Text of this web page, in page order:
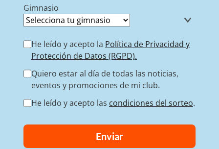
Gimnasio
He leído y acepto la Política de Privacidad y
Protección de Datos (RGPD).
Quiero estar al día de todas las noticias,
eventos y promociones de mi club.
He leído y acepto las condiciones del sorteo.